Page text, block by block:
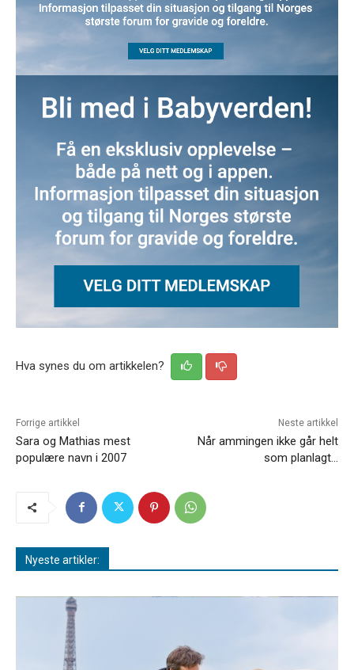
Hva synes du om artikkelen?
Forrige artikkel
Sara og Mathias mest
populære navn i 2007
Neste artikkel
Når ammingen ikke går helt
som planlagt…
Nyeste artikler: